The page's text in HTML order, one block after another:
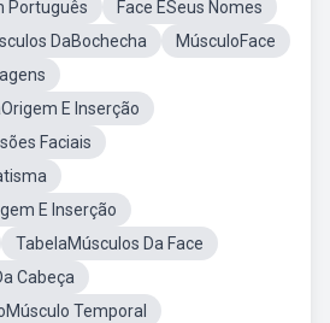
Português
Face ESeus Nomes
DaBochecha
MúsculoFace
E Inserção
Faciais
E Inserção
TabelaMúsculos Da Face
Cabeça
Temporal